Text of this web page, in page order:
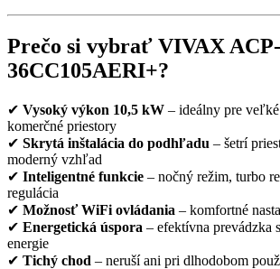
Prečo si vybrať VIVAX ACP-
36CC105AERI+?
✔ Vysoký výkon 10,5 kW – ideálny pre veľké
komerčné priestory
✔ Skrytá inštalácia do podhľadu – šetrí
moderný vzhľad
✔ Inteligentné funkcie – nočný režim, turbo
regulácia
✔ Možnosť WiFi ovládania – komfortné
✔ Energetická úspora – efektívna prevádzka
energie
✔ Tichý chod – neruší ani pri dlhodobom